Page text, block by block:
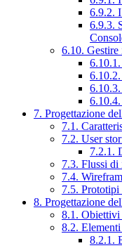
6.9.2.
6.9.3.
6.10. Gestire
7. Progettazione
7.1.
7.2. User
7.2.1.
7.3. Flussi di
7.4.
7.5.
8. Progettazione
8.1. Obiettivi
8.2.
8.2.1.